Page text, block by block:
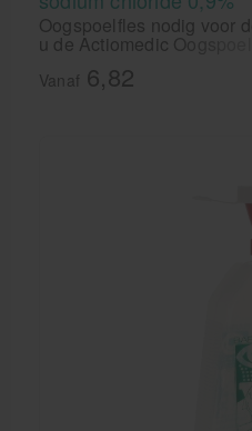
Oogspoelfles nodig voor
u de Actiomedic
0,9% in huis heeft. Voor
splinters of vuil.
Vanaf 6,82